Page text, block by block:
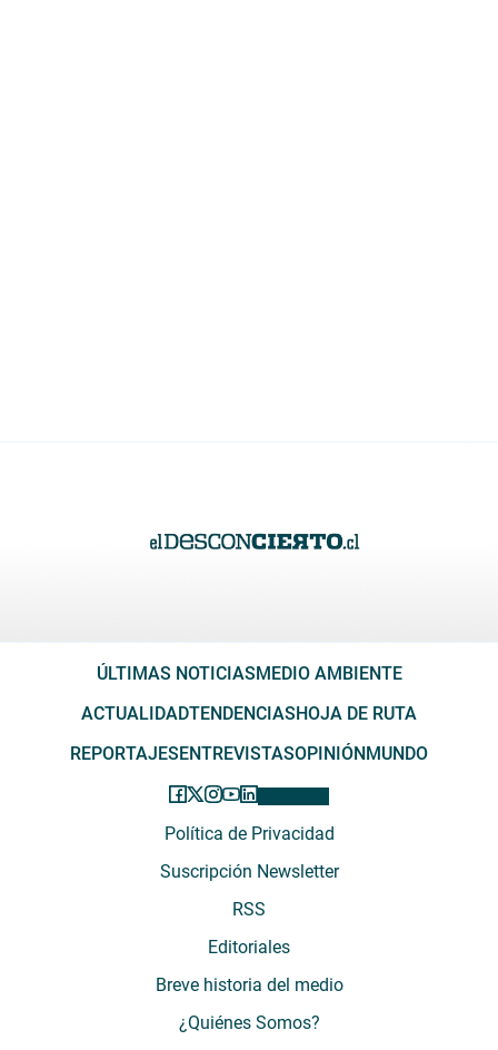
ÚLTIMAS NOTICIASMEDIO AMBIENTE
ACTUALIDADTENDENCIASHOJA DE RUTA
REPORTAJESENTREVISTASOPINIÓNMUNDO
Política de Privacidad
Suscripción Newsletter
RSS
Editoriales
Breve historia del medio
¿Quiénes Somos?